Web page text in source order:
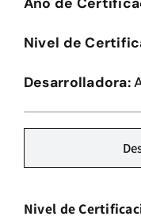
Herramientas
Nivel de
Desarrolladora:
Nivel de